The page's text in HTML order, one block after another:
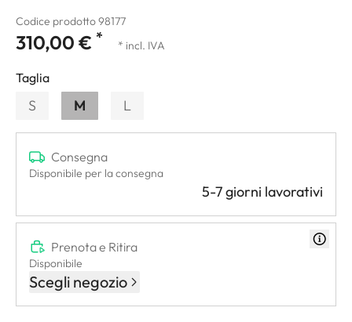
Codice prodotto 98177
310,00 € * * incl. IVA
Taglia
S M L
Consegna
Disponibile per la consegna
5-7 giorni lavorativi
Prenota e Ritira
Disponibile
Scegli negozio